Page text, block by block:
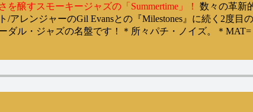
醸すスモーキージャズの「Summertime」！
数々の革新
/アレンジャーのGil Evansとの『Milestones』に続く2度
ダル・ジャズの名盤です！＊所々パチ・ノイズ。＊